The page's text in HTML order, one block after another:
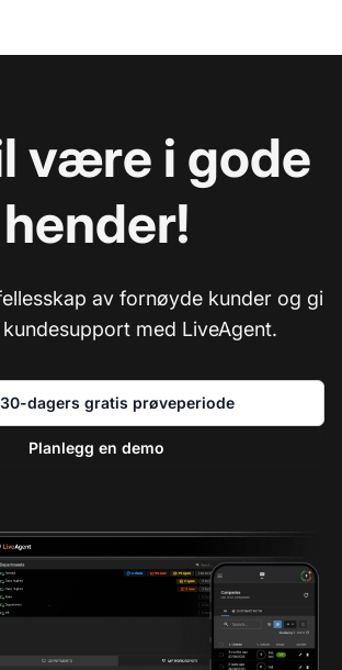
være i gode
hender!
av fornøyde kunder og gi
med LiveAgent.
dagers gratis prøveperiode
Planlegg en demo